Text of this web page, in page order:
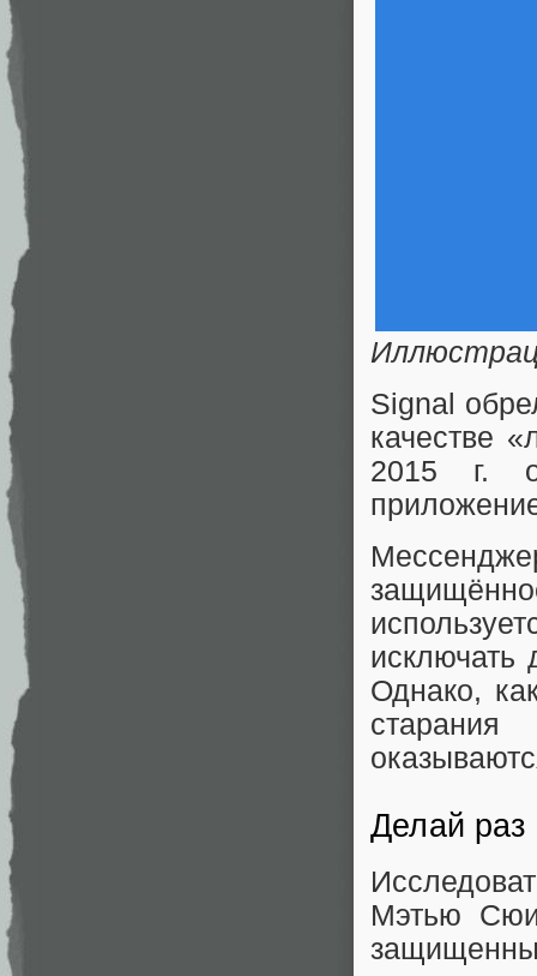
Signal
качестве
2015 г.
исключать
Однако,
Делай раз
Мэтью